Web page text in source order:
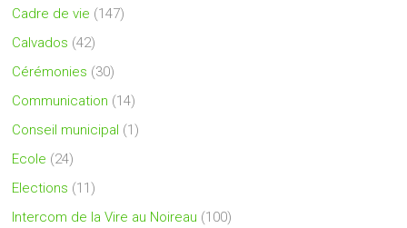
Cadre de vie (147)
Calvados (42)
Cérémonies (30)
Communication (14)
Conseil municipal (1)
Ecole (24)
Elections (11)
Intercom de la Vire au Noireau (100)